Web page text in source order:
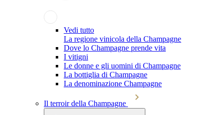
Vedi tutto
La regione vinicola della Champagne
Dove lo Champagne prende vita
I vitigni
Le donne e gli uomini di Champagne
La bottiglia di Champagne
La denominazione Champagne
Il terroir della Champagne